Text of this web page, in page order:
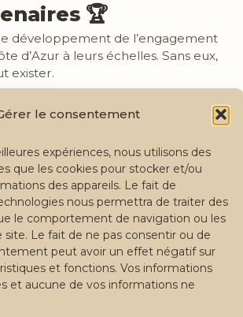
le consentement
expériences, nous utilisons des
que les cookies pour stocker et/ou
des appareils. Le fait de
nous permettra de traiter des
le comportement de navigation ou les
site. Le fait de ne pas consentir ou de
peut avoir un effet négatif sur
et fonctions. Vos informations
et aucune de vos informations ne
🏆
développement de l’engagement
d’Azur à leurs échelles. Sans eux,
exister.
Devenir partenaire🏅